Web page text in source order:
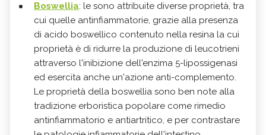
Boswellia: le sono attribuite diverse proprietà, tra
cui quelle antinfiammatorie, grazie alla presenza
di acido boswellico contenuto nella resina la cui
proprietà è di ridurre la produzione di leucotrieni
attraverso l'inibizione dell'enzima 5-lipossigenasi
ed esercita anche un'azione anti-complemento.
Le proprietà della boswellia sono ben note alla
tradizione erboristica popolare come rimedio
antinfiammatorio e antiartritico, e per contrastare